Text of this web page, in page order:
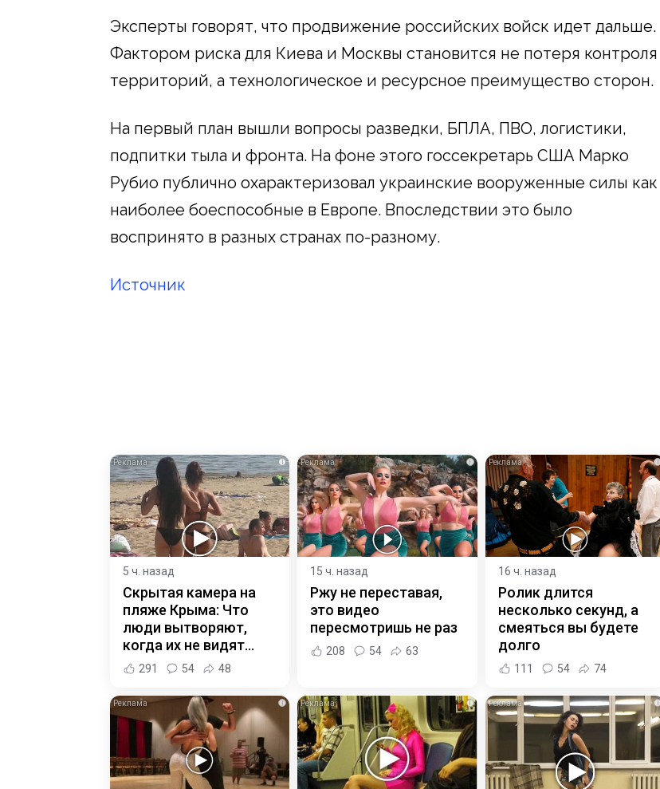
Эксперты говорят, что продвижение российских войск идет дальше.
Фактором риска для Киева и Москвы становится не потеря контроля
территорий, а технологическое и ресурсное преимущество сторон.
На первый план вышли вопросы разведки, БПЛА, ПВО, логистики,
подпитки тыла и фронта. На фоне этого госсекретарь США Марко
Рубио публично охарактеризовал украинские вооруженные силы как
наиболее боеспособные в Европе. Впоследствии это было
воспринято в разных странах по-разному.
Источник
i
5 ч. назад
Скрытая камера на
пляже Крыма: Что
люди вытворяют,
когда их не видят...
291 54 48
i
15 ч. назад
Ржу не переставая,
это видео
пересмотришь не раз
208 54 63
i
16 ч. назад
Ролик длится
несколько секунд, а
смеяться вы будете
долго
111 54 74
i i i